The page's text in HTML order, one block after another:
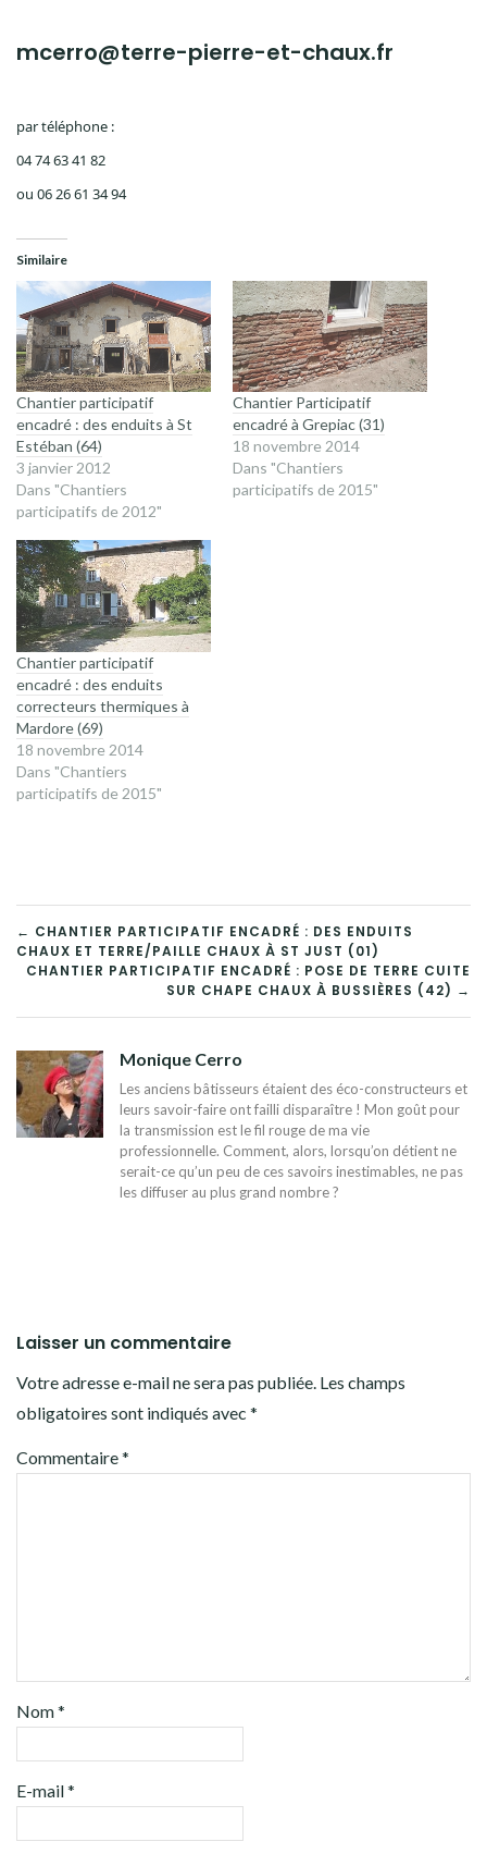
mcerro@terre-pierre-et-chaux.fr
par téléphone :
04 74 63 41 82
ou 06 26 61 34 94
Similaire
Chantier participatif
encadré : des enduits à St
Estéban (64)
3 janvier 2012
Dans "Chantiers
participatifs de 2012"
Chantier Participatif
encadré à Grepiac (31)
18 novembre 2014
Dans "Chantiers
participatifs de 2015"
Chantier participatif
encadré : des enduits
correcteurs thermiques à
Mardore (69)
18 novembre 2014
Dans "Chantiers
participatifs de 2015"
NAVIGATION
DE
L’ARTICLE
← CHANTIER PARTICIPATIF ENCADRÉ : DES ENDUITS
CHAUX ET TERRE/PAILLE CHAUX À ST JUST (01)
CHANTIER PARTICIPATIF ENCADRÉ : POSE DE TERRE CUITE
SUR CHAPE CHAUX À BUSSIÈRES (42) →
Monique Cerro
Les anciens bâtisseurs étaient des éco-constructeurs et
leurs savoir-faire ont failli disparaître ! Mon goût pour
la transmission est le fil rouge de ma vie
professionnelle. Comment, alors, lorsqu’on détient ne
serait-ce qu’un peu de ces savoirs inestimables, ne pas
les diffuser au plus grand nombre ?
Laisser un commentaire
Votre adresse e-mail ne sera pas publiée. Les champs
obligatoires sont indiqués avec *
Commentaire*
Nom*
E-mail*